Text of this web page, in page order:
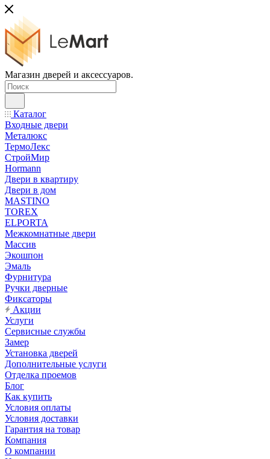
Магазин дверей и аксессуаров.
Каталог
Входные двери
Металюкс
ТермоЛекс
СтройМир
Hormann
Двери в квартиру
Двери в дом
MASTINO
TOREX
ELPORTA
Межкомнатные двери
Массив
Экошпон
Эмаль
Фурнитура
Ручки дверные
Фиксаторы
Акции
Услуги
Сервисные службы
Замер
Установка дверей
Дополнительные услуги
Отделка проемов
Блог
Как купить
Условия оплаты
Условия доставки
Гарантия на товар
Компания
О компании